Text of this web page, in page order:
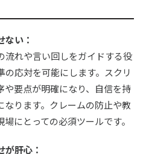
い：
流れや言い回しをガイドする役
応対を可能にします。スクリ
や要点が明確になり、自信を持
なります。クレームの防止や教
にとっての必須ツールです。
が肝心：